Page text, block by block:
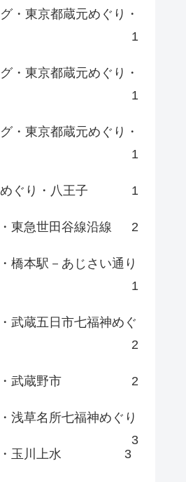
・東京都蔵元めぐり・
1
・東京都蔵元めぐり・
1
・東京都蔵元めぐり・
1
ぐり・八王子 1
東急世田谷線沿線 2
橋本駅－あじさい通り
1
武蔵五日市七福神めぐ
2
武蔵野市 2
浅草名所七福神めぐり
3
玉川上水
3